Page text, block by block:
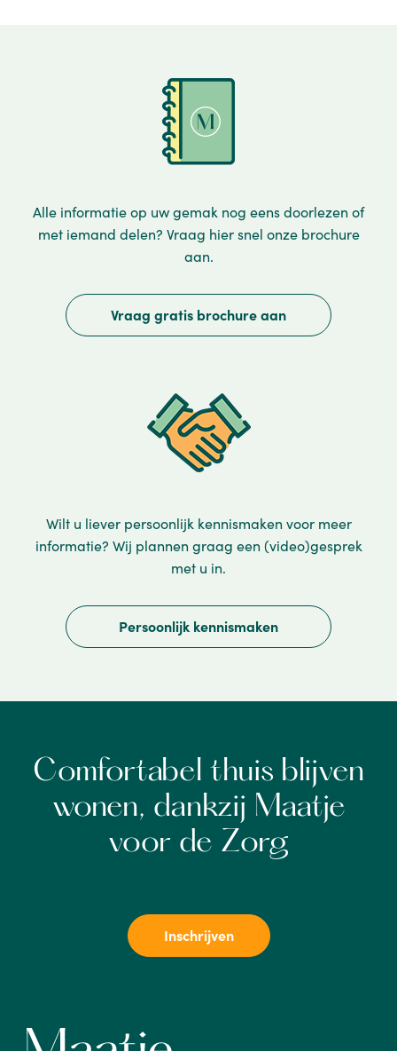
Alle informatie op uw gemak nog eens doorlezen of
met iemand delen? Vraag hier snel onze brochure
aan.
Vraag gratis brochure aan
Wilt u liever persoonlijk kennismaken voor meer
informatie? Wij plannen graag een (video)gesprek
met u in.
Persoonlijk kennismaken
Comfortabel thuis blijven
wonen, dankzij Maatje
voor de Zorg
Inschrijven